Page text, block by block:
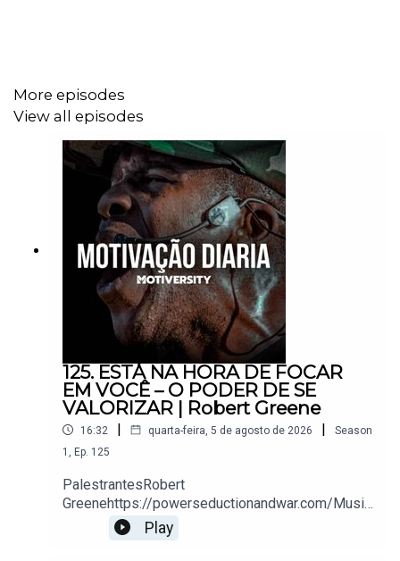
Palestrantes
Serena Williams
https://www.instagram.com/serenawilliams/
Roger Federer
https://www.instagram.com/rogerfederer/
Chris Williamson
https://www.youtube.com/@ChrisWillx
Kobe Bryant
https://www.instagram.com/kobebryant
More episodes
View all episodes
125. ESTÁ NA HORA DE FOCAR
EM VOCÊ – O PODER DE SE
VALORIZAR | Robert Greene
16:32 | quarta-feira, 5 de agosto de 2026 |
Season
1 , Ep. 125
PalestrantesRobert
Greenehttps://powerseductionandwar.com/Music
Epidemic Sound
Play